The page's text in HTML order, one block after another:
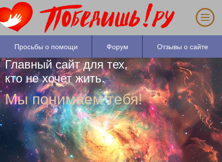
Если Вам больше 25 лет, за один час Вы
можете узнать основные причины Вашего
душевного состояния.
Просьбы о помощи Форум Отзывы о сайте
Главный сайт для тех,
кто не хочет жить.
Мы понимаем тебя!